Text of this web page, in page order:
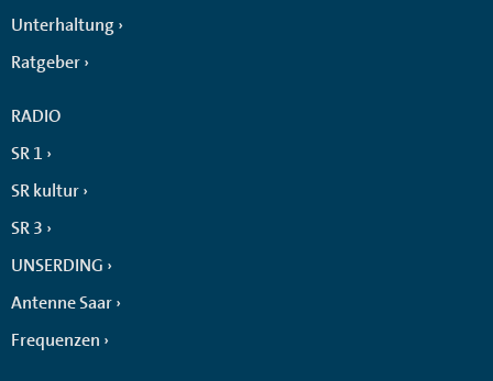
Unterhaltung
Ratgeber
RADIO
SR 1
SR kultur
SR 3
UNSERDING
Antenne Saar
Frequenzen